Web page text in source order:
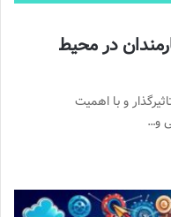
در محیط
و با اهمیت
و…